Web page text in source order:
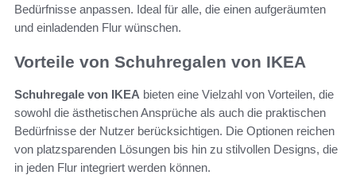
Bedürfnisse anpassen. Ideal für alle, die einen aufgeräumten
und einladenden Flur wünschen.
Vorteile von Schuhregalen von IKEA
Schuhregale von IKEA bieten eine Vielzahl von Vorteilen, die
sowohl die ästhetischen Ansprüche als auch die praktischen
Bedürfnisse der Nutzer berücksichtigen. Die Optionen reichen
von platzsparenden Lösungen bis hin zu stilvollen Designs, die
in jeden Flur integriert werden können.